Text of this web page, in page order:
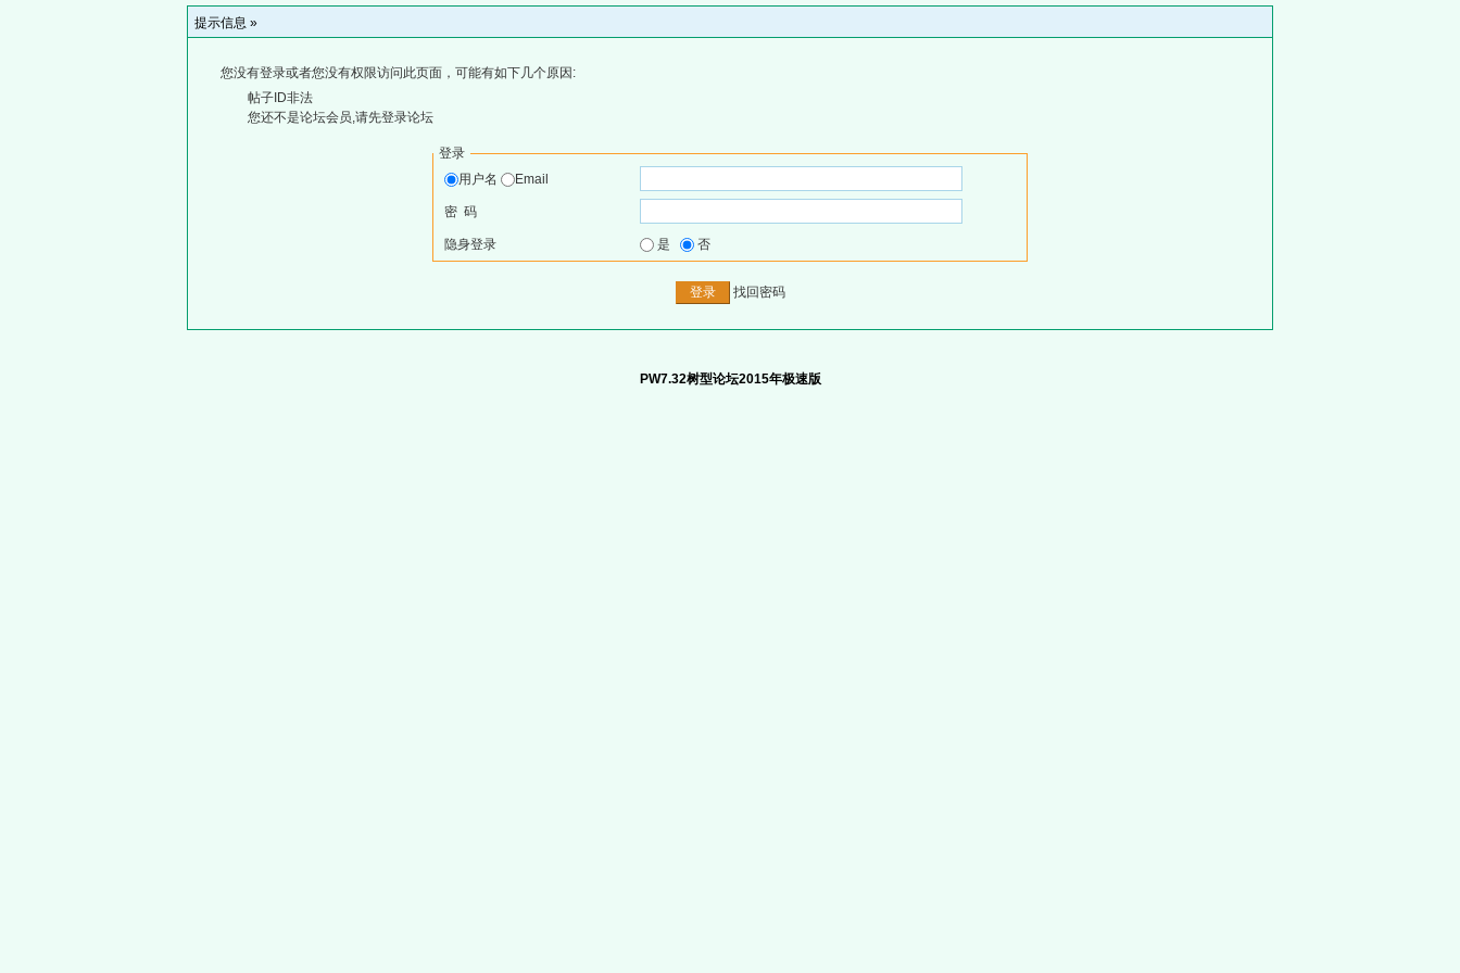
提示信息 »
您没有登录或者您没有权限访问此页面，可能有如下几个原因:
帖子ID非法
您还不是论坛会员,请先登录论坛
登录
用户名
Email
密 码
隐身登录 是 否
找回密码
PW7.32树型论坛2015年极速版